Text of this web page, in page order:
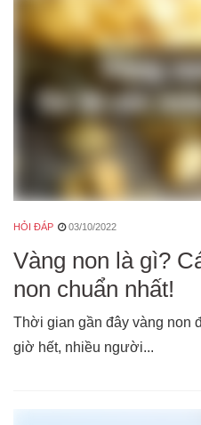
HỎI ĐÁP 03/10/2022
Vàng non là gì?
non chuẩn nhất!
Thời gian gần đây vàng non
giờ hết, nhiều người...